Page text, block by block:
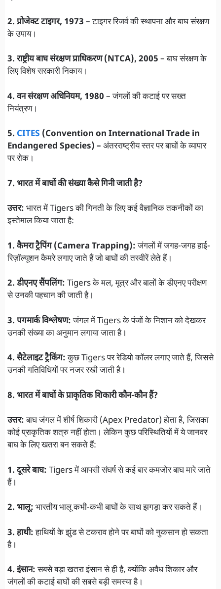
2. प्रोजेक्ट टाइगर, 1973 – टाइगर रिजर्व की स्थापना और बाघ संरक्षण
के उपाय।
3. राष्ट्रीय बाघ संरक्षण प्राधिकरण (NTCA), 2005 – बाघ संरक्षण के
लिए विशेष सरकारी निकाय।
4. वन संरक्षण अधिनियम, 1980 – जंगलों की कटाई पर सख्त
नियंत्रण।
5. CITES (Convention on International Trade in
Endangered Species) – अंतरराष्ट्रीय स्तर पर बाघों के व्यापार
पर रोक।
7. भारत में बाघों की संख्या कैसे गिनी जाती है?
उत्तर: भारत में Tigers की गिनती के लिए कई वैज्ञानिक तकनीकों का
इस्तेमाल किया जाता है:
1. कैमरा ट्रैपिंग (Camera Trapping):जंगलों में जगह-जगह हाई-
रिज़ॉल्यूशन कैमरे लगाए जाते हैं जो बाघों की तस्वीरें लेते हैं।
2. डीएनए सैंपलिंग: Tigers के मल, मूत्र और बालों के डीएनए परीक्षण
से उनकी पहचान की जाती है।
3. पगमार्क विश्लेषण:जंगल में Tigers के पंजों के निशान को देखकर
उनकी संख्या का अनुमान लगाया जाता है।
4. सैटेलाइट ट्रैकिंग:कुछ Tigers पर रेडियो कॉलर लगाए जाते हैं, जिससे
उनकी गतिविधियों पर नजर रखी जाती है।
8. भारत में बाघों के प्राकृतिक शिकारी कौन-कौन हैं?
उत्तर:बाघ जंगल में शीर्ष शिकारी (Apex Predator) होता है, जिसका
कोई प्राकृतिक शत्रु नहीं होता। लेकिन कुछ परिस्थितियों में ये जानवर
बाघ के लिए खतरा बन सकते हैं:
1. दूसरे बाघ: Tigers में आपसी संघर्ष से कई बार कमजोर बाघ मारे जाते
हैं।
2. भालू: भारतीय भालू कभी-कभी बाघों के साथ झगड़ा कर सकते हैं।
3. हाथी:हाथियों के झुंड से टकराव होने पर बाघों को नुकसान हो सकता
है।
4. इंसान:सबसे बड़ा खतरा इंसान से ही है, क्योंकि अवैध शिकार और
जंगलों की कटाई बाघों की सबसे बड़ी समस्या है।